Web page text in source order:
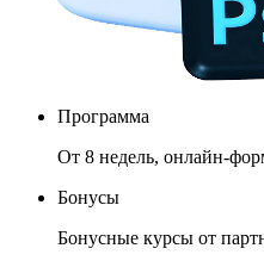
Программа
От 8 недель, онлайн-
Бонусы
Бонусные курсы от